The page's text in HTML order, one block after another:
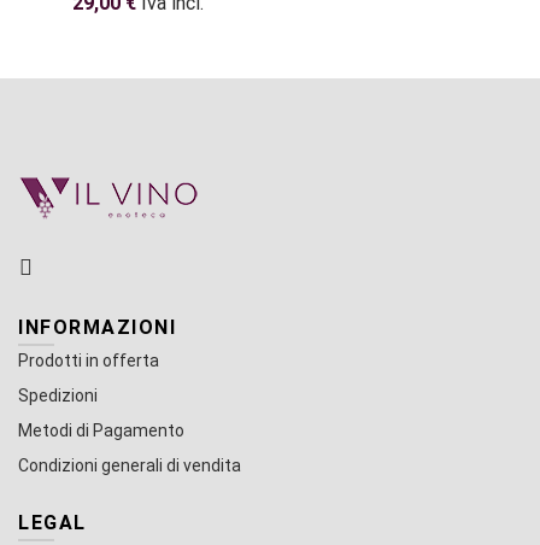
INFORMAZIONI
Prodotti in offerta
Spedizioni
Metodi di Pagamento
Condizioni generali di vendita
LEGAL